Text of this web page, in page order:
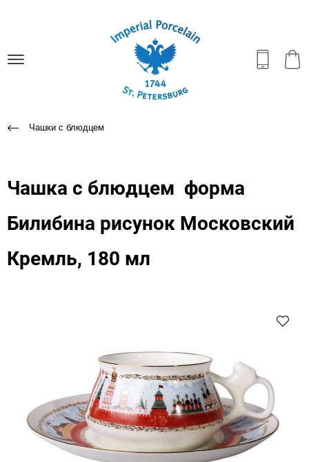
Чашки с блюдцем
Чашка с блюдцем форма
Билибина рисунок Московский
Кремль, 180 мл